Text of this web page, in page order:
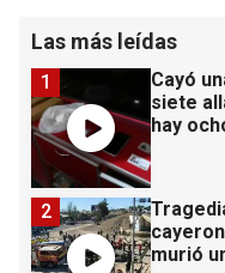
Las más leídas
Cayó
siete
hay
1
murió
2